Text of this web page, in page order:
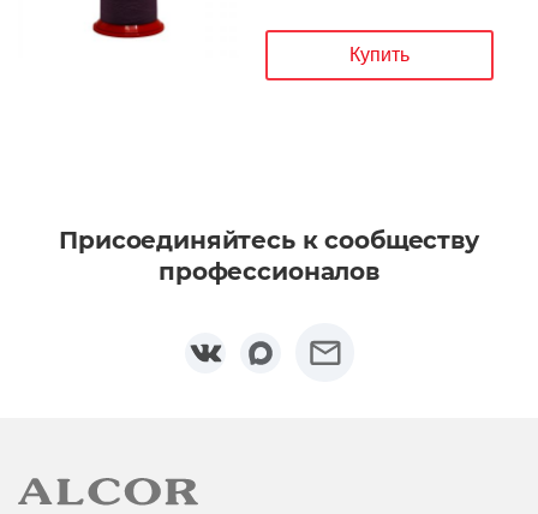
Купить
Присоединяйтесь к сообществу
профессионалов